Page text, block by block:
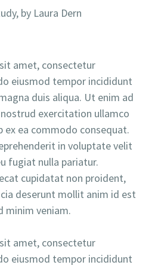
by Laura Dern
amet, consectetur
eiusmod tempor incididunt
duis aliqua. Ut enim ad
exercitation ullamco
ex ea commodo consequat.
in voluptate velit
fugiat nulla pariatur.
cupidatat non proident,
deserunt mollit anim id est
minim veniam.
amet, consectetur
eiusmod tempor incididunt